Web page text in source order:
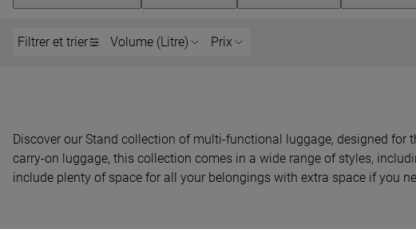
Filtrer et trier Volume (Litre) Prix
Discover our Stand collection of multi-functional luggage, designed
carry-on luggage, this collection comes in a wide range of styles,
include plenty of space for all your belongings with extra space if you